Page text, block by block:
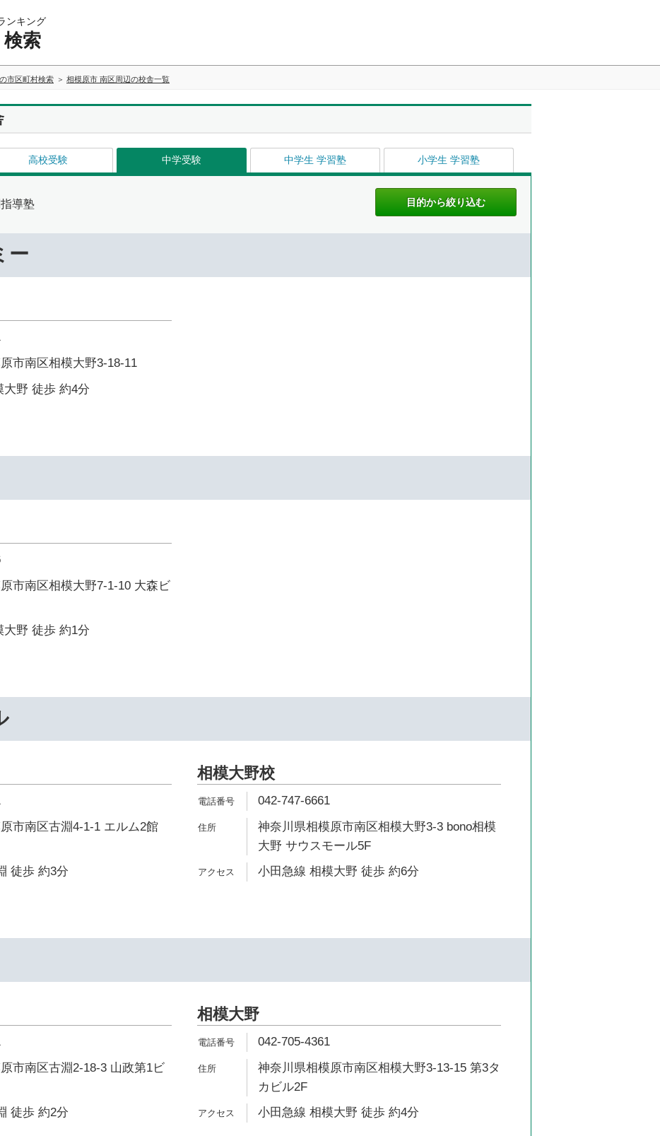
ンキング
検索
市区町村検索 相模原市 南区周辺の校舎一覧
高校受験 中学受験 中学生 学習塾 小学生 学習塾
導塾
ー
市南区相模大野3-18-11
野 徒歩 約4分
市南区相模大野7-1-10 大森ビ
野 徒歩 約1分
市南区古淵4-1-1 エルム2館
徒歩 約3分
相模大野校
042-747-6661
神奈川県相模原市南区相模大野3-3 bono相模
大野 サウスモール5F
小田急線 相模大野 徒歩 約6分
市南区古淵2-18-3 山政第1ビ
徒歩 約2分
相模大野
042-705-4361
神奈川県相模原市南区相模大野3-13-15 第3タ
カビル2F
小田急線 相模大野 徒歩 約4分